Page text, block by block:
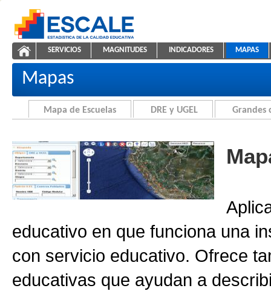
ESCALE - Unidad de Estadística Educativa
Cartografía de la Educación
NAVEGACIÓN
SERVICIOS MAGNITUDES INDICADORES MAPAS
Mapas
Mapa de Escuelas DRE y UGEL Grandes
educativo en que funciona una
con servicio educativo. Ofrece
educativas que ayudan a